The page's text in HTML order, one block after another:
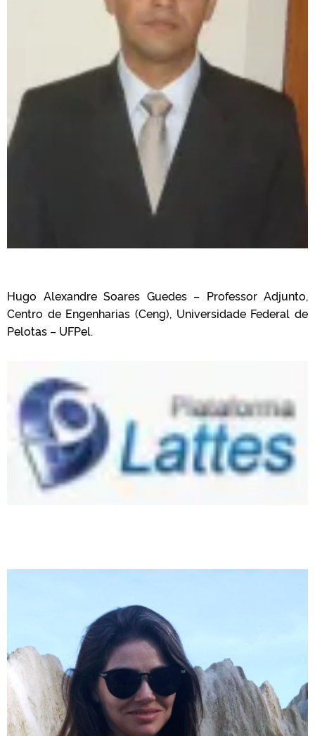
Hugo Alexandre Soares Guedes – Professor Adjunto,
Centro de Engenharias (Ceng), Universidade Federal de
Pelotas – UFPel.